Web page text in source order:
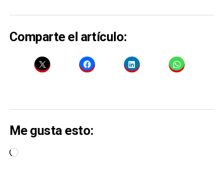
Comparte el artículo:
Me gusta esto:
Cargando...